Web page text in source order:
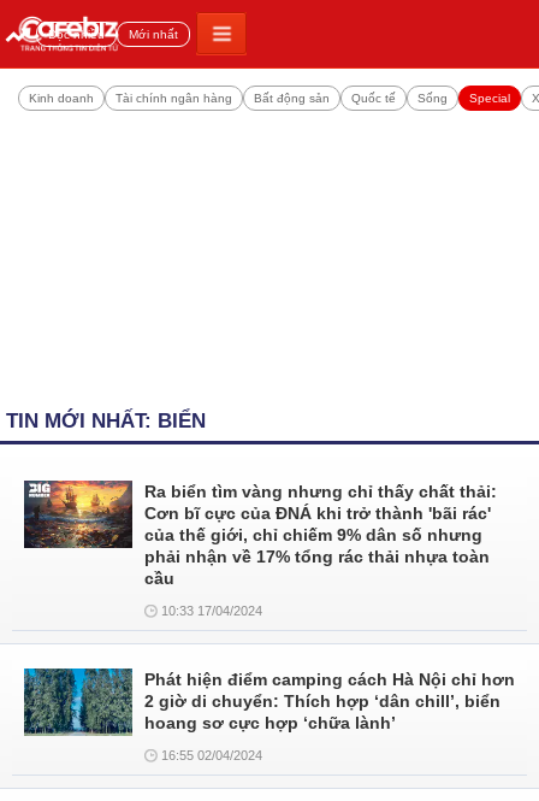
Đọc nhiều Mới nhất
Kinh doanh Tài chính ngân hàng Bất động sản Quốc tế Sống Special
TIN MỚI NHẤT: BIỂN
Ra biển tìm vàng nhưng chỉ thấy chất thải:
Cơn bĩ cực của ĐNÁ khi trở thành 'bãi rác'
của thế giới, chỉ chiếm 9% dân số nhưng
phải nhận về 17% tổng rác thải nhựa toàn
cầu
10:33 17/04/2024
Phát hiện điểm camping cách Hà Nội chỉ hơn
2 giờ di chuyển: Thích hợp ‘dân chill’, biển
hoang sơ cực hợp ‘chữa lành’
16:55 02/04/2024